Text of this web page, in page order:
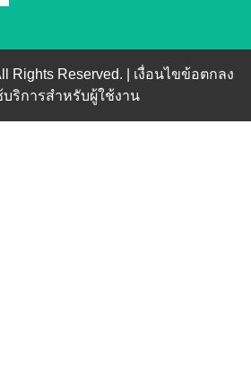
Rights Reserved. | เงื่อนไขข้อตกลง
บริการสำหรับผู้ใช้งาน